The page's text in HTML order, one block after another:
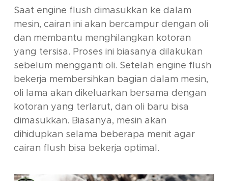
Saat engine flush dimasukkan ke dalam
mesin, cairan ini akan bercampur dengan oli
dan membantu menghilangkan kotoran
yang tersisa. Proses ini biasanya dilakukan
sebelum mengganti oli. Setelah engine flush
bekerja membersihkan bagian dalam mesin,
oli lama akan dikeluarkan bersama dengan
kotoran yang terlarut, dan oli baru bisa
dimasukkan. Biasanya, mesin akan
dihidupkan selama beberapa menit agar
cairan flush bisa bekerja optimal.